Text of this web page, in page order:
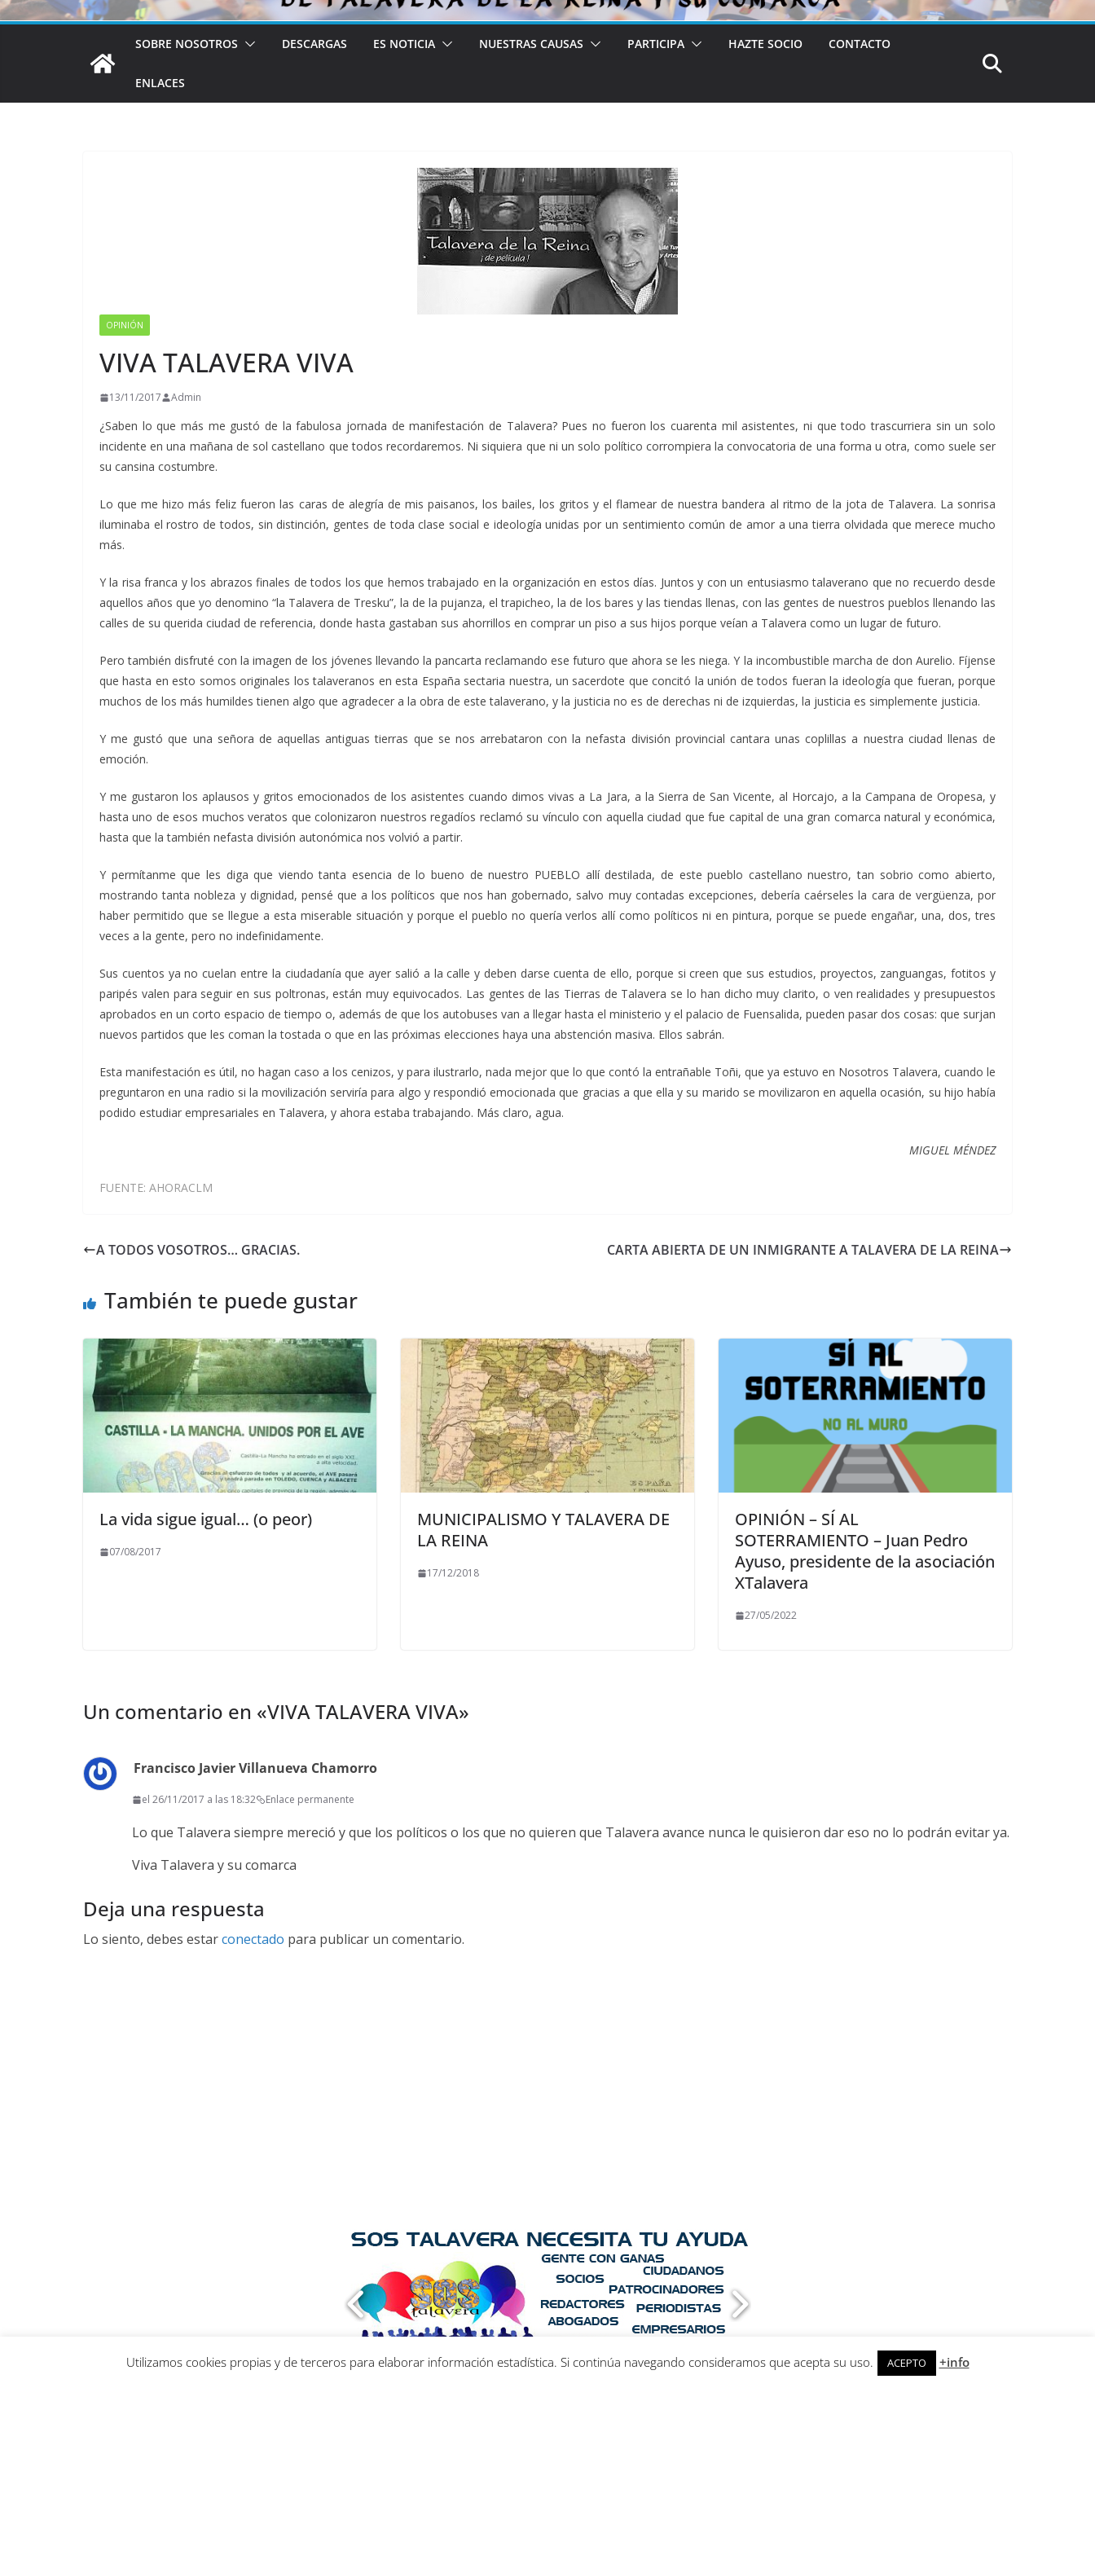
SOBRE NOSOTROS DESCARGAS ES NOTICIA NUESTRAS CAUSAS PARTICIPA HAZTE SOCIO CONTACTO
ENLACES
OPINIÓN
VIVA TALAVERA VIVA
13/11/2017 Admin
¿Saben lo que más me gustó de la fabulosa jornada de manifestación de Talavera? Pues no fueron los cuarenta mil asistentes, ni que todo trascurriera sin un solo
incidente en una mañana de sol castellano que todos recordaremos. Ni siquiera que ni un solo político corrompiera la convocatoria de una forma u otra, como suele ser
su cansina costumbre.
Lo que me hizo más feliz fueron las caras de alegría de mis paisanos, los bailes, los gritos y el flamear de nuestra bandera al ritmo de la jota de Talavera. La sonrisa
iluminaba el rostro de todos, sin distinción, gentes de toda clase social e ideología unidas por un sentimiento común de amor a una tierra olvidada que merece mucho
más.
Y la risa franca y los abrazos finales de todos los que hemos trabajado en la organización en estos días. Juntos y con un entusiasmo talaverano que no recuerdo desde
aquellos años que yo denomino “la Talavera de Tresku”, la de la pujanza, el trapicheo, la de los bares y las tiendas llenas, con las gentes de nuestros pueblos llenando las
calles de su querida ciudad de referencia, donde hasta gastaban sus ahorrillos en comprar un piso a sus hijos porque veían a Talavera como un lugar de futuro.
Pero también disfruté con la imagen de los jóvenes llevando la pancarta reclamando ese futuro que ahora se les niega. Y la incombustible marcha de don Aurelio. Fíjense
que hasta en esto somos originales los talaveranos en esta España sectaria nuestra, un sacerdote que concitó la unión de todos fueran la ideología que fueran, porque
muchos de los más humildes tienen algo que agradecer a la obra de este talaverano, y la justicia no es de derechas ni de izquierdas, la justicia es simplemente justicia.
Y me gustó que una señora de aquellas antiguas tierras que se nos arrebataron con la nefasta división provincial cantara unas coplillas a nuestra ciudad llenas de
emoción.
Y me gustaron los aplausos y gritos emocionados de los asistentes cuando dimos vivas a La Jara, a la Sierra de San Vicente, al Horcajo, a la Campana de Oropesa, y
hasta uno de esos muchos veratos que colonizaron nuestros regadíos reclamó su vínculo con aquella ciudad que fue capital de una gran comarca natural y económica,
hasta que la también nefasta división autonómica nos volvió a partir.
Y permítanme que les diga que viendo tanta esencia de lo bueno de nuestro PUEBLO allí destilada, de este pueblo castellano nuestro, tan sobrio como abierto,
mostrando tanta nobleza y dignidad, pensé que a los políticos que nos han gobernado, salvo muy contadas excepciones, debería caérseles la cara de vergüenza, por
haber permitido que se llegue a esta miserable situación y porque el pueblo no quería verlos allí como políticos ni en pintura, porque se puede engañar, una, dos, tres
veces a la gente, pero no indefinidamente.
Sus cuentos ya no cuelan entre la ciudadanía que ayer salió a la calle y deben darse cuenta de ello, porque si creen que sus estudios, proyectos, zanguangas, fotitos y
paripés valen para seguir en sus poltronas, están muy equivocados. Las gentes de las Tierras de Talavera se lo han dicho muy clarito, o ven realidades y presupuestos
aprobados en un corto espacio de tiempo o, además de que los autobuses van a llegar hasta el ministerio y el palacio de Fuensalida, pueden pasar dos cosas: que surjan
nuevos partidos que les coman la tostada o que en las próximas elecciones haya una abstención masiva. Ellos sabrán.
Esta manifestación es útil, no hagan caso a los cenizos, y para ilustrarlo, nada mejor que lo que contó la entrañable Toñi, que ya estuvo en Nosotros Talavera, cuando le
preguntaron en una radio si la movilización serviría para algo y respondió emocionada que gracias a que ella y su marido se movilizaron en aquella ocasión, su hijo había
podido estudiar empresariales en Talavera, y ahora estaba trabajando. Más claro, agua.
MIGUEL MÉNDEZ
FUENTE: AHORACLM
A TODOS VOSOTROS… GRACIAS. CARTA ABIERTA DE UN INMIGRANTE A TALAVERA DE LA REINA
También te puede gustar
La vida sigue igual… (o peor)
07/08/2017
MUNICIPALISMO Y TALAVERA DE
LA REINA
17/12/2018
OPINIÓN – SÍ AL
SOTERRAMIENTO – Juan Pedro
Ayuso, presidente de la asociación
XTalavera
27/05/2022
Un comentario en «VIVA TALAVERA VIVA»
Francisco Javier Villanueva Chamorro
el 26/11/2017 a las 18:32 Enlace permanente
Lo que Talavera siempre mereció y que los políticos o los que no quieren que Talavera avance nunca le quisieron dar eso no lo podrán evitar ya.
Viva Talavera y su comarca
Deja una respuesta
Lo siento, debes estarconectado para publicar un comentario.
Utilizamos cookies propias y de terceros para elaborar información estadística. Si continúa navegando consideramos que acepta su uso. ACEPTO +info